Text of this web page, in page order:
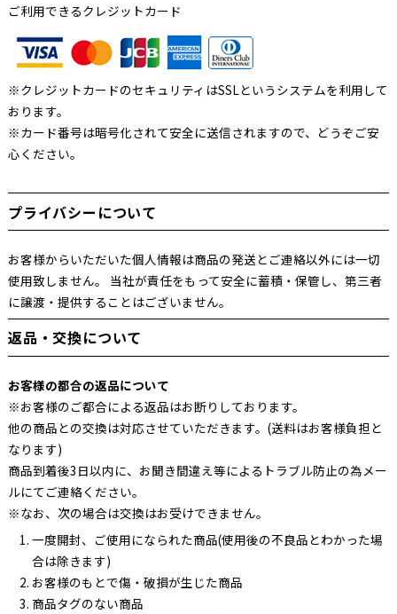
ご利用できるクレジットカード
※クレジットカードのセキュリティはSSLというシステムを利用して
おります。
※カード番号は暗号化されて安全に送信されますので、どうぞご安
心ください。
プライバシーについて
お客様からいただいた個人情報は商品の発送とご連絡以外には一切
使用致しません。 当社が責任をもって安全に蓄積・保管し、第三者
に譲渡・提供することはございません。
返品・交換について
お客様の都合の返品について
※お客様のご都合による返品はお断りしております。
他の商品との交換は対応させていただきます。(送料はお客様負担と
なります)
商品到着後3日以内に、お聞き間違え等によるトラブル防止の為メー
ルにてご連絡ください。
※なお、次の場合は交換はお受けできません。
一度開封、ご使用になられた商品(使用後の不良品とわかった場
合は除きます)
お客様のもとで傷・破損が生じた商品
商品タグのない商品